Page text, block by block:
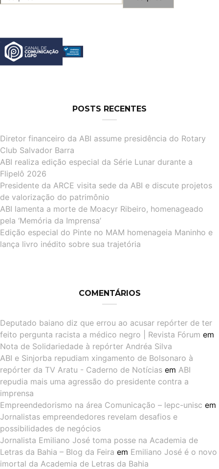
POR:
POSTS RECENTES
Diretor financeiro da ABI assume presidência do Rotary
Club Salvador Barra
ABI realiza edição especial da Série Lunar durante a
Flipelô 2026
Presidente da ARCE visita sede da ABI e discute projetos
de valorização do patrimônio
ABI lamenta a morte de Moacyr Ribeiro, homenageado
pela ‘Memória da Imprensa’
Edição especial do Pinte no MAM homenageia Maninho e
lança livro inédito sobre sua trajetória
COMENTÁRIOS
Deputado baiano diz que errou ao acusar repórter de ter
feito pergunta racista a médico negro | Revista Fórum em
Nota de Solidariedade à repórter Andréa Silva
ABI e Sinjorba repudiam xingamento de Bolsonaro à
repórter da TV Aratu - Caderno de Notícias em ABI
repudia mais uma agressão do presidente contra a
imprensa
Empreendedorismo na área Comunicação – lepc-unisc em
Jornalistas empreendedores revelam desafios e
possibilidades de negócios
Jornalista Emiliano José toma posse na Academia de
Letras da Bahia – Blog da Feira em Emiliano José é o novo
imortal da Academia de Letras da Bahia